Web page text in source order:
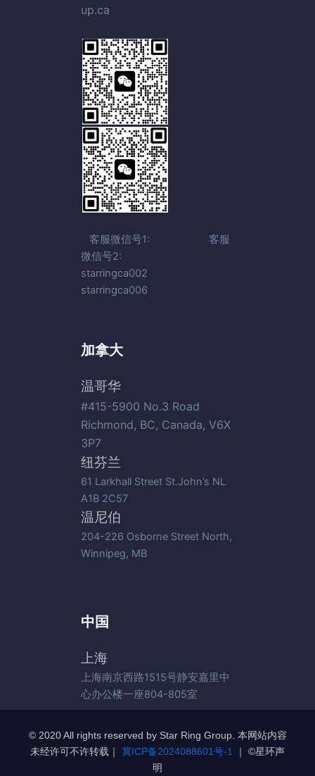
up.ca
客服微信号1: 客服
微信号2:
starringca002
starringca006
加拿大
温哥华
#415-5900 No.3 Road
Richmond, BC, Canada, V6X
3P7
纽芬兰
61 Larkhall Street St.John’s NL
A1B 2C57
温尼伯
204-226 Osborne Street North,
Winnipeg, MB
中国
上海
上海南京西路1515号静安嘉里中
心办公楼一座804-805室
© 2020 All rights reserved by Star Ring Group. 本网站内容
未经许可不许转载｜ 冀ICP备2024088601号-1
｜ ©️星环声
明